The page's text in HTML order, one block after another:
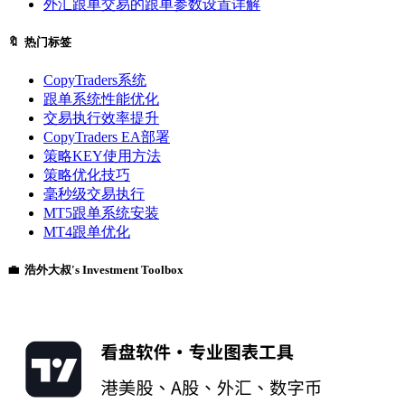
外汇跟单交易的跟单参数设置详解
🔖 热门标签
CopyTraders系统
跟单系统性能优化
交易执行效率提升
CopyTraders EA部署
策略KEY使用方法
策略优化技巧
毫秒级交易执行
MT5跟单系统安装
MT4跟单优化
💼 浩外大叔's Investment Toolbox